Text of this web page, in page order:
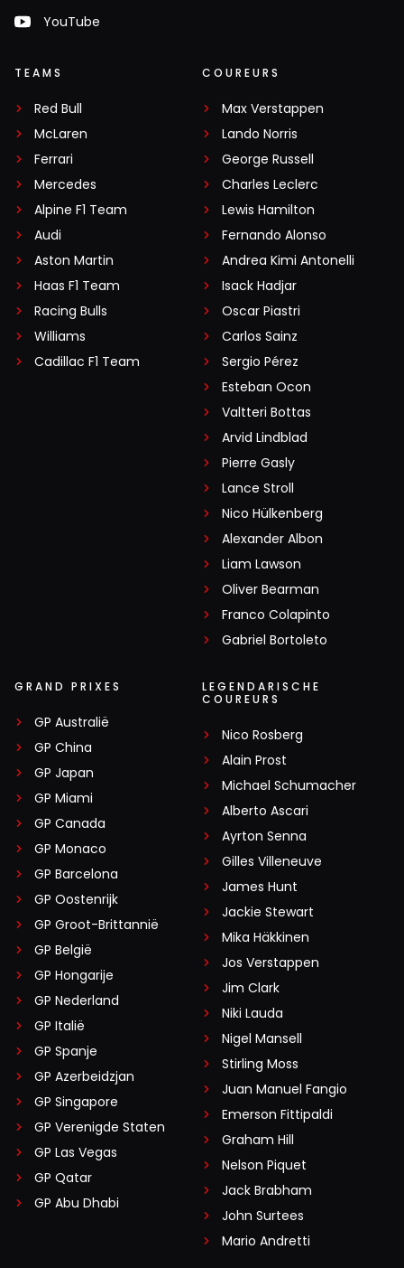
YouTube
TEAMS
Red Bull
McLaren
Ferrari
Mercedes
Alpine F1 Team
Audi
Aston Martin
Haas F1 Team
Racing Bulls
Williams
Cadillac F1 Team
COUREURS
Max Verstappen
Lando Norris
George Russell
Charles Leclerc
Lewis Hamilton
Fernando Alonso
Andrea Kimi Antonelli
Isack Hadjar
Oscar Piastri
Carlos Sainz
Sergio Pérez
Esteban Ocon
Valtteri Bottas
Arvid Lindblad
Pierre Gasly
Lance Stroll
Nico Hülkenberg
Alexander Albon
Liam Lawson
Oliver Bearman
Franco Colapinto
Gabriel Bortoleto
GRAND PRIXES
GP Australië
GP China
GP Japan
GP Miami
GP Canada
GP Monaco
GP Barcelona
GP Oostenrijk
GP Groot-Brittannië
GP België
GP Hongarije
GP Nederland
GP Italië
GP Spanje
GP Azerbeidzjan
GP Singapore
GP Verenigde Staten
GP Las Vegas
GP Qatar
GP Abu Dhabi
LEGENDARISCHE
COUREURS
Nico Rosberg
Alain Prost
Michael Schumacher
Alberto Ascari
Ayrton Senna
Gilles Villeneuve
James Hunt
Jackie Stewart
Mika Häkkinen
Jos Verstappen
Jim Clark
Niki Lauda
Nigel Mansell
Stirling Moss
Juan Manuel Fangio
Emerson Fittipaldi
Graham Hill
Nelson Piquet
Jack Brabham
John Surtees
Mario Andretti